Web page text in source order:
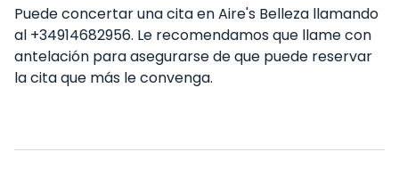
Puede concertar una cita en Aire's Belleza llamando
al +34914682956. Le recomendamos que llame con
antelación para asegurarse de que puede reservar
la cita que más le convenga.